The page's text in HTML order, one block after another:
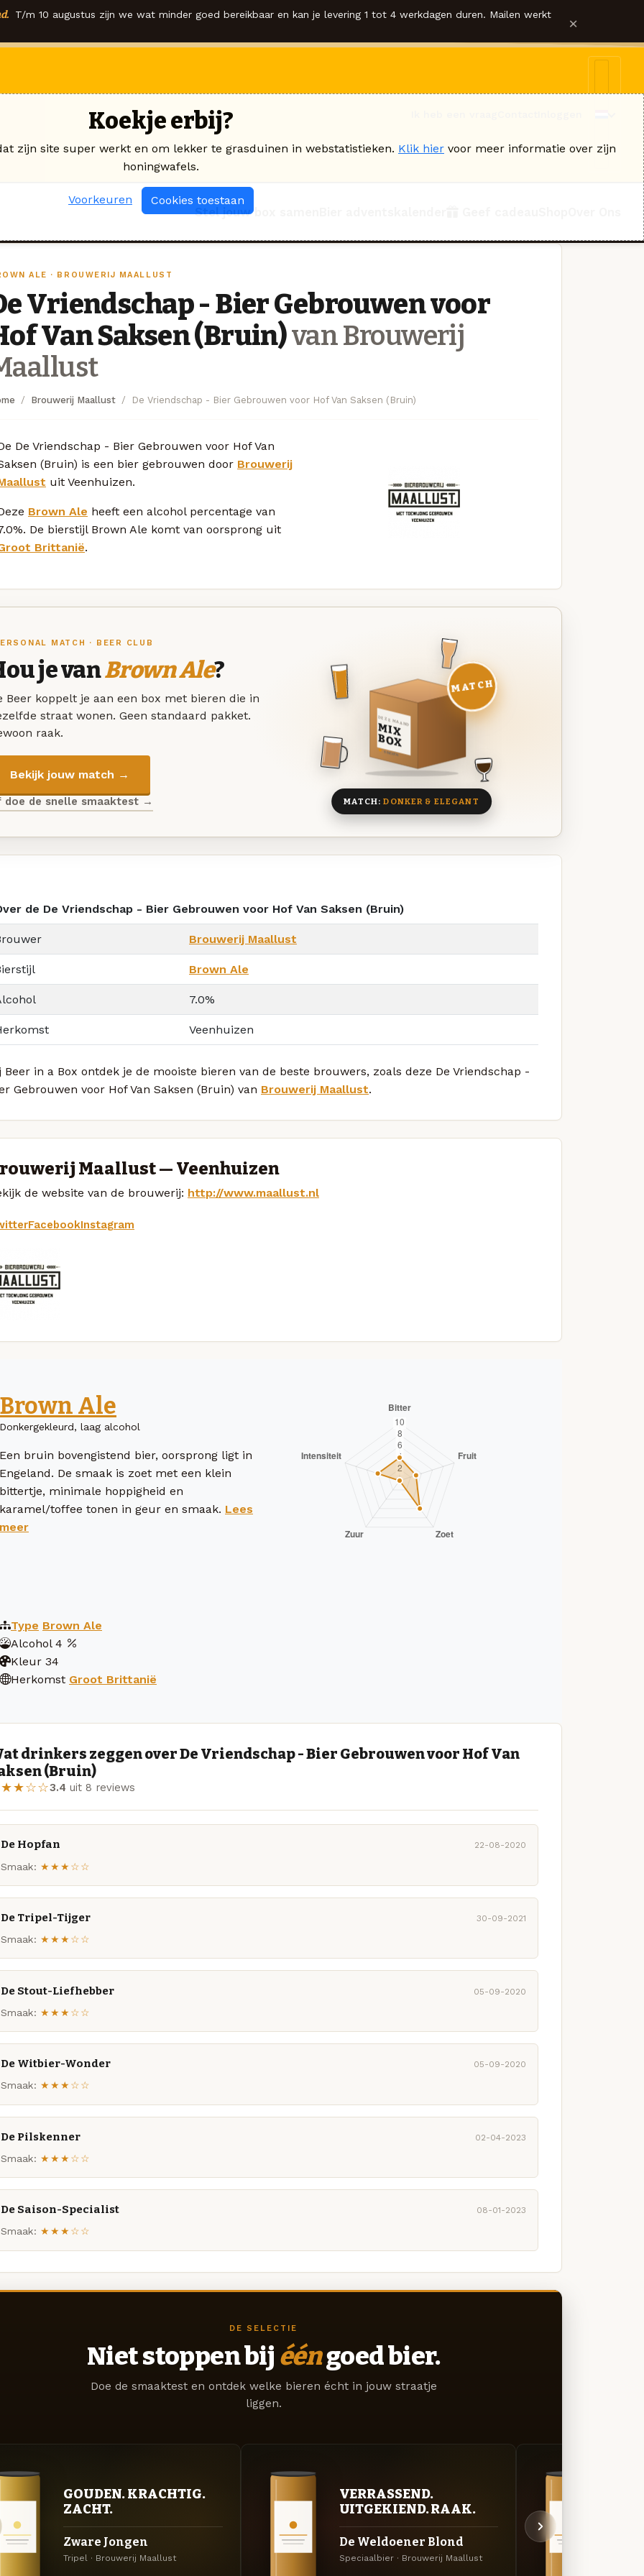
T/m 10 augustus zijn we wat minder goed bereikbaar en kan je levering 1 tot 4 werkdagen duren. Mailen werkt ×
Stel jouw box samen
ALE · BROUWERIJ MAALLUST
Vriendschap - Bier Gebrouwen voor
Van Saksen (Bruin)van Brouwerij
Brouwerij Maallust De Vriendschap - Bier Gebrouwen voor Hof Van Saksen (Bruin)
De Vriendschap - Bier Gebrouwen voor Hof Van
(Bruin) is een bier gebrouwen door Brouwerij
uit Veenhuizen.
Brown Ale heeft een alcohol percentage van
De bierstijl Brown Ale komt van oorsprong uit
Brittanië.
MATCH · BEER CLUB
je vanBrown Ale?
Beer koppelt je aan een box met bieren die in
straat wonen. Geen standaard pakket.
raak.
Bekijk jouw match →
doe de snelle smaaktest →
DEZE MAAND
MIX
BOX
8 BIEREN
MATCH
MATCH:DONKER & ELEGANT
de De Vriendschap - Bier Gebrouwen voor Hof Van Saksen (Bruin)
Brouwerij Maallust
Brown Ale
7.0%
Veenhuizen
Beer in a Box ontdek je de mooiste bieren van de beste brouwers, zoals deze De Vriendschap -
Gebrouwen voor Hof Van Saksen (Bruin) van Brouwerij Maallust.
Maallust — Veenhuizen
de website van de brouwerij: http://www.maallust.nl
FacebookInstagram
Brown Ale
Donkergekleurd, laag alcohol
Een bruin bovengistend bier, oorsprong ligt in
Engeland. De smaak is zoet met een klein
bittertje, minimale hoppigheid en
karamel/toffee tonen in geur en smaak. Lees
meer
Type Brown Ale
Alcohol 4
Kleur 34
Herkomst Groot Brittanië
drinkers zeggen over De Vriendschap - Bier Gebrouwen voor Hof Van
(Bruin)
3.4 uit 8 reviews
De Hopfan 22-08-2020
Smaak: ★★★☆☆
De Tripel-Tijger 30-09-2021
Smaak: ★★★☆☆
De Stout-Liefhebber 05-09-2020
Smaak: ★★★☆☆
De Witbier-Wonder 05-09-2020
Smaak: ★★★☆☆
De Pilskenner 02-04-2023
Smaak: ★★★☆☆
De Saison-Specialist 08-01-2023
Smaak: ★★★☆☆
DE SELECTIE
Niet stoppen bij ééngoed bier.
Doe de smaaktest en ontdek welke bieren écht in jouw straatje
liggen.
GOUDEN. KRACHTIG.
ZACHT.
Zware Jongen
Tripel · Brouwerij Maallust
VERRASSEND.
UITGEKIEND. RAAK.
De Weldoener Blond
Speciaalbier · Brouwerij Maallust
Koekje erbij?
zijn site super werkt en om lekker te grasduinen in webstatistieken. Klik hier voor meer informatie over zijn
honingwafels.
Voorkeuren Cookies toestaan